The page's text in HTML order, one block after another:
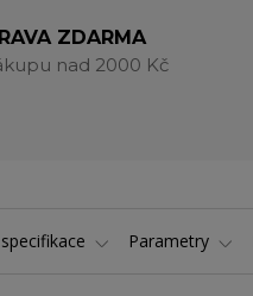
ZDARMA
nad 2000 Kč
Parametry